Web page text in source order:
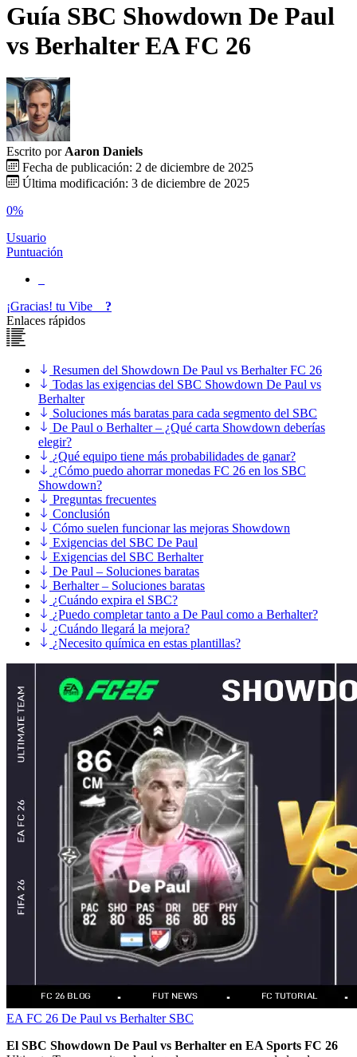
Guía SBC Showdown De Paul
vs Berhalter EA FC 26
Escrito por Aaron Daniels
Fecha de publicación: 2 de diciembre de 2025
Última modificación: 3 de diciembre de 2025
0%
Usuario
Puntuación
¡Gracias! tu Vibe
?
Enlaces rápidos
Resumen del Showdown De Paul vs Berhalter FC 26
Todas las exigencias del SBC Showdown De Paul vs
Berhalter
Soluciones más baratas para cada segmento del SBC
De Paul o Berhalter – ¿Qué carta Showdown deberías
elegir?
¿Qué equipo tiene más probabilidades de ganar?
¿Cómo puedo ahorrar monedas FC 26 en los SBC
Showdown?
Preguntas frecuentes
Conclusión
Cómo suelen funcionar las mejoras Showdown
Exigencias del SBC De Paul
Exigencias del SBC Berhalter
De Paul – Soluciones baratas
Berhalter – Soluciones baratas
¿Cuándo expira el SBC?
¿Puedo completar tanto a De Paul como a Berhalter?
¿Cuándo llegará la mejora?
¿Necesito química en estas plantillas?
EA FC 26 De Paul vs Berhalter SBC
El SBC Showdown De Paul vs Berhalter en EA Sports FC 26